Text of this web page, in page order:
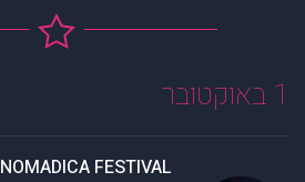
1 באוקטובר
NOMADICA FESTIVAL